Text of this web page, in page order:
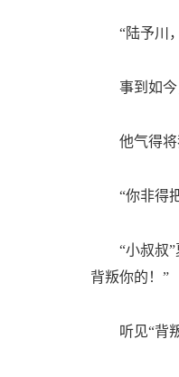
“陆予川，
事到如今，
他气得将我
“你非得把
“小叔叔”夏
背叛你的！”
听见“背叛